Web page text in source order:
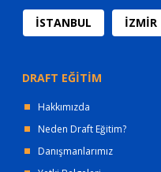
İSTANBUL İZMİR
DRAFT EĞİTİM
Hakkımızda
Neden Draft Eğitim?
Danışmanlarımız